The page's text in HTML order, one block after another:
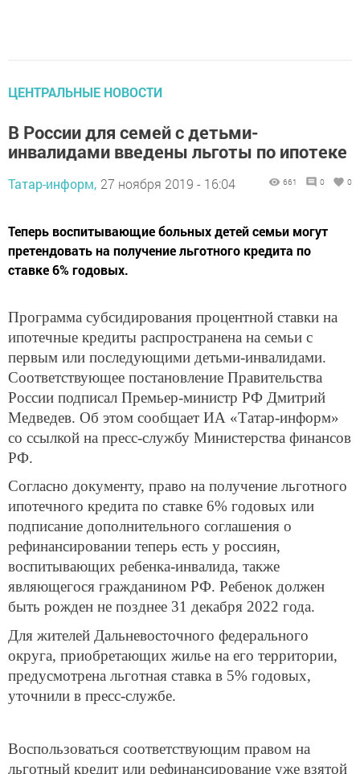
В России для семей с детьми-
инвалидами введены льготы по ипотеке
претендовать на получение льготного кредита по
ставке 6% годовых.
ипотечные кредиты распространена на семьи с
первым или последующими детьми-инвалидами.
Соответствующее постановление Правительства
России подписал Премьер-министр РФ Дмитрий
Медведев. Об этом сообщает ИА «Татар-информ»
со ссылкой на пресс-службу Министерства финансов
РФ.
ипотечного кредита по ставке 6% годовых или
подписание дополнительного соглашения о
рефинансировании теперь есть у россиян,
воспитывающих ребенка-инвалида, также
являющегося гражданином РФ. Ребенок должен
быть рожден не позднее 31 декабря 2022 года.
округа, приобретающих жилье на его территории,
предусмотрена льготная ставка в 5% годовых,
уточнили в пресс-службе.
льготный кредит или рефинансирование уже взятой